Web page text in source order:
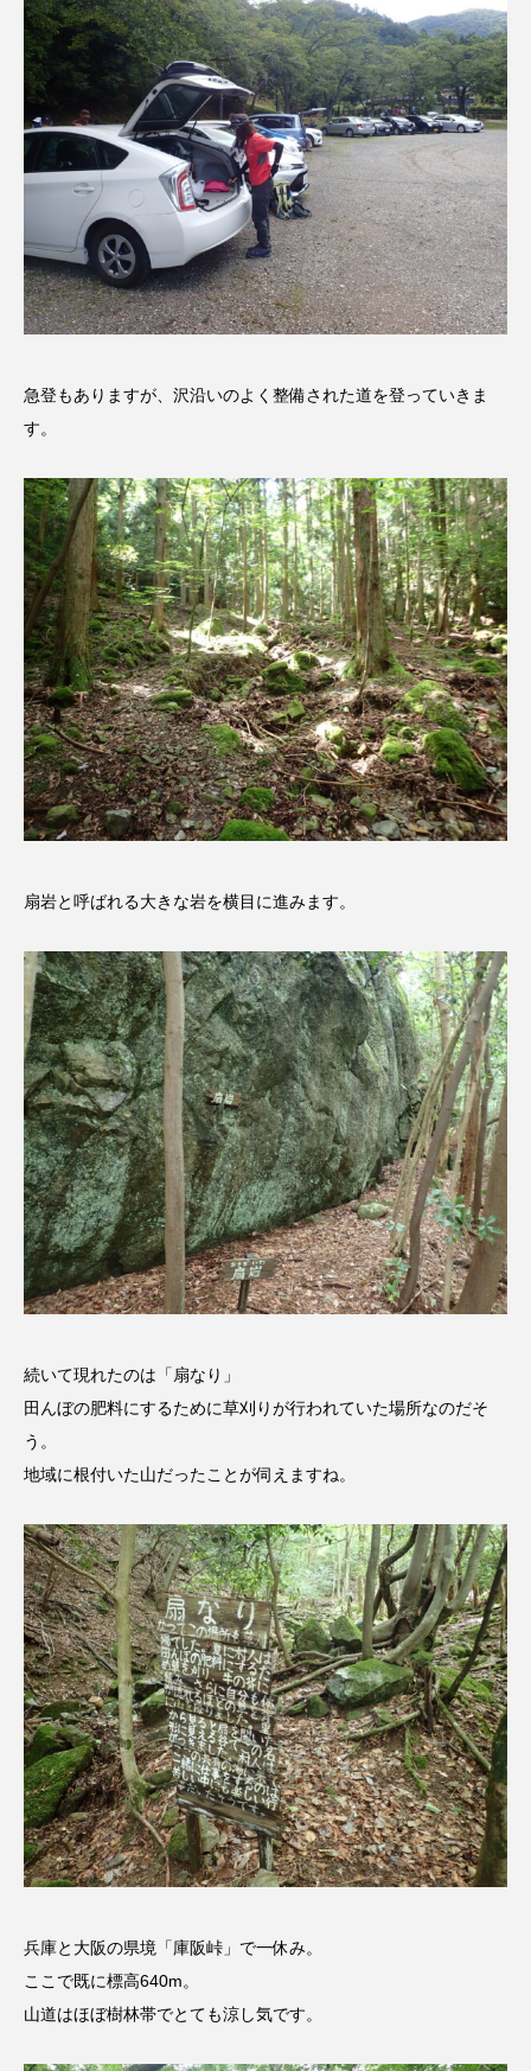
SAKDAC HARMO
SANDA ORGANIC VILLAGE MEETINGのつながるラジオ
SDGs・タイプスマート農業推進プロジェクト関西学院
AgriNOVA
SIKIガーデン Autumn Season
Singing with a smile snowwhite
SPOTTED PRODUCTIONS/TWIN
youtube Yukoの子連れハワイ旅珍道中
⻑尾謙杜
「THE オリバーな犬、（Gosh!!）このヤロウMOVIE」
『今日の空が一番好き、とまだ言えない僕は』
あいはらひろゆき
あかしあジュニア合唱団「さくらんぼ」
あかしあ台小学校 あじさいコンサート
いばら姫 おいしいおのまとぺ
おいしいぱんぱんでんしゃ おいしい絵本
おしえて絵本 おでかけ情報
おばあちゃんと僕の約束 おもいおいも
おーい、応為 お知らせ かしこいエルゼ
かしこいグレーテル かもめ食堂
きもちはなにいろ？ くまぐみ
こうべさんだ伝統文化体験フェスタ
こうべさんだ伝統文化体験フェスタ2026
こうべさんだ能・狂言・講談子ども教室
こぐまのいばしょ こだわり城紀行
こども学芸員とつくる『夏のこども美術館』
こばえちゃ東北 こーろ・るみえーる
すずかけ台小学校
そんなにみないでくださいな
急登もありますが、沢沿いのよく整備された道を登っていきま
す。
扇岩と呼ばれる大きな岩を横目に進みます。
続いて現れたのは「扇なり」
田んぼの肥料にするために草刈りが行われていた場所なのだそ
う。
地域に根付いた山だったことが伺えますね。
兵庫と大阪の県境「庫阪峠」で一休み。
ここで既に標高640m。
山道はほぼ樹林帯でとても涼し気です。